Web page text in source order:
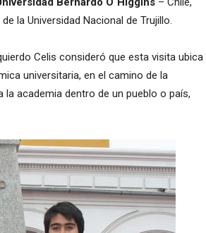
la Universidad Nacional de Trujillo.
Celis consideró que esta visita ubica
universitaria, en el camino de la
academia dentro de un pueblo o país,